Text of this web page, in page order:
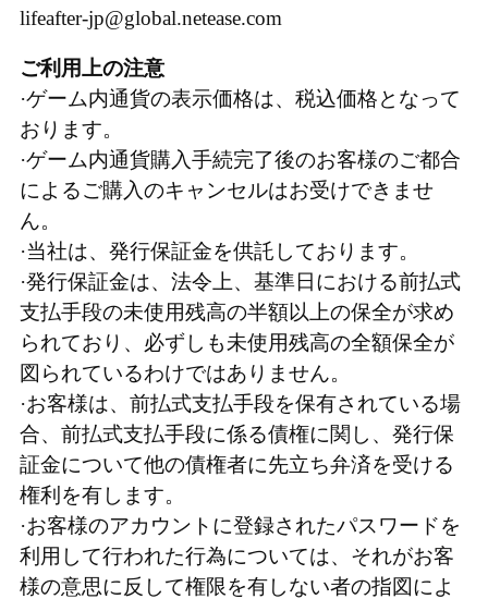
lifeafter-jp@global.netease.com
ご利用上の注意
·ゲーム内通貨の表示価格は、税込価格となって
おります。
·ゲーム内通貨購入手続完了後のお客様のご都合
によるご購入のキャンセルはお受けできませ
ん。
·当社は、発行保証金を供託しております。
·発行保証金は、法令上、基準日における前払式
支払手段の未使用残高の半額以上の保全が求め
られており、必ずしも未使用残高の全額保全が
図られているわけではありません。
·お客様は、前払式支払手段を保有されている場
合、前払式支払手段に係る債権に関し、発行保
証金について他の債権者に先立ち弁済を受ける
権利を有します。
·お客様のアカウントに登録されたパスワードを
利用して行われた行為については、それがお客
様の意思に反して権限を有しない者の指図によ